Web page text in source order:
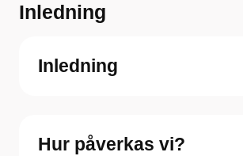
Inledning
Inledning
Hur påverkas vi?